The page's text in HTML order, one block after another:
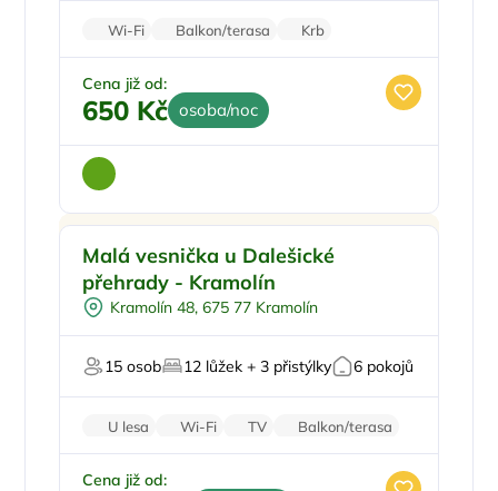
Wi-Fi Balkon/terasa
Krb
Stolní hry
Parkování zdarma
Cena již od:
650 Kč osoba/noc
Pro skupiny
U vody
Pro rybáře
Firemní akce/teambuilding
Malá vesnička u Dalešické
přehrady - Kramolín
Kramolín 48, 675 77 Kramolín
15 osob 12 lůžek + 3 přistýlky 6 pokojů
U lesa Wi-Fi TV
Balkon/terasa
Parkování zdarma
Cena již od: